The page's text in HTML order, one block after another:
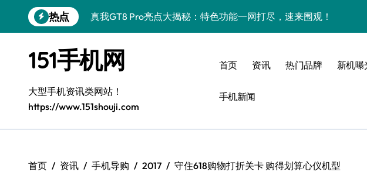
到
热点
真我GT8 Pro亮点大揭秘：特色功能一网打尽，速来围观！
OPPO Find X9 Pro深度揭秘：亮点全解析+超实用技巧大放送！
vivo S50 Pro mini来袭！小屏旗舰，亮点速览一触即发！
REDMI K90深度揭秘：超强配置亮点，一文全掌握！
三星W26资讯速递：智领未来，一键解锁科技新魅力！
151手机网
大型手机资讯类网站！
https://www.151shouji.com
首页 资讯 热门品牌 新机曝
手机新闻
首页 资讯 手机导购 2017 守住618购物打折关卡 购得划算心仪机型